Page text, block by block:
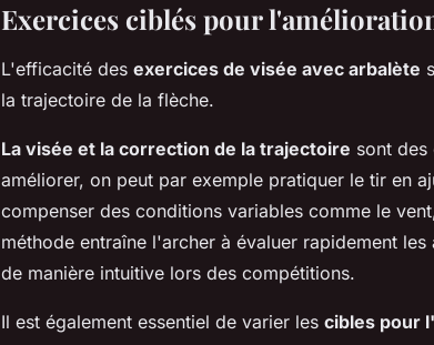
Exercices ciblés pour
L'efficacité des exercices de visée avec arbalète
la trajectoire de la flèche.
La visée et la correction de la trajectoire sont des
améliorer, on peut par exemple pratiquer le tir en
compenser des conditions variables comme le
méthode entraîne l'archer à évaluer rapidement
de manière intuitive lors des compétitions.
Il est également essentiel de varier les cibles pour